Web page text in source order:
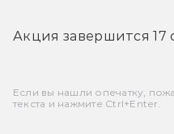
Акция завершится 17
Если вы нашли опечатку,
текста и нажмите Ctrl+Enter.